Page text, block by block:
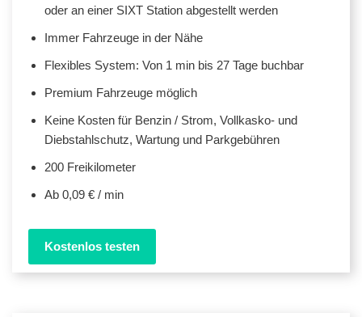
oder an einer SIXT Station abgestellt werden
Immer Fahrzeuge in der Nähe
Flexibles System: Von 1 min bis 27 Tage buchbar
Premium Fahrzeuge möglich
Keine Kosten für Benzin / Strom, Vollkasko- und
Diebstahlschutz, Wartung und Parkgebühren
200 Freikilometer
Ab 0,09 € / min
Kostenlos testen